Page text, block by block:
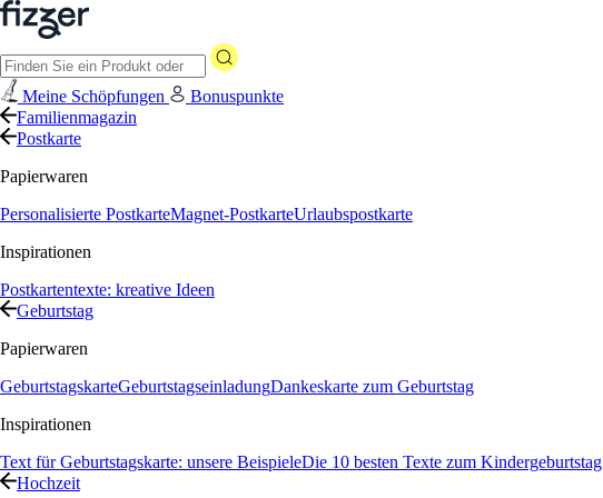
Meine Schöpfungen
Bonuspunkte
Familienmagazin
Postkarte
Papierwaren
Personalisierte PostkarteMagnet-PostkarteUrlaubspostkarte
Inspirationen
Postkartentexte: kreative Ideen
Geburtstag
Papierwaren
GeburtstagskarteGeburtstagseinladungDankeskarte zum Geburtstag
Inspirationen
Text für Geburtstagskarte: unsere BeispieleDie 10 besten Texte zum Kindergeburtstag
Hochzeit